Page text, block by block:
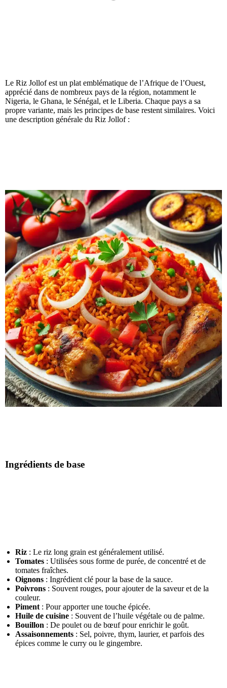
Le Riz Jollof est un plat emblématique de l’Afrique de l’Ouest,
apprécié dans de nombreux pays de la région, notamment le
Nigeria, le Ghana, le Sénégal, et le Liberia. Chaque pays a sa
propre variante, mais les principes de base restent similaires. Voici
une description générale du Riz Jollof :
Ingrédients de base
Riz : Le riz long grain est généralement utilisé.
Tomates : Utilisées sous forme de purée, de concentré et de
tomates fraîches.
Oignons : Ingrédient clé pour la base de la sauce.
Poivrons : Souvent rouges, pour ajouter de la saveur et de la
couleur.
Piment : Pour apporter une touche épicée.
Huile de cuisine : Souvent de l’huile végétale ou de palme.
Bouillon : De poulet ou de bœuf pour enrichir le goût.
Assaisonnements : Sel, poivre, thym, laurier, et parfois des
épices comme le curry ou le gingembre.